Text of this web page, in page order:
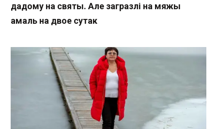
дадому на святы. Але загразлі на мяжы
амаль на двое сутак